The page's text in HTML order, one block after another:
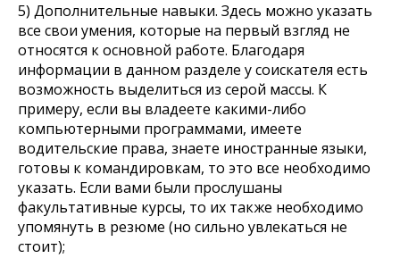
5) Дополнительные навыки. Здесь можно указать
все свои умения, которые на первый взгляд не
относятся к основной работе. Благодаря
информации в данном разделе у соискателя есть
возможность выделиться из серой массы. К
примеру, если вы владеете какими-либо
компьютерными программами, имеете
водительские права, знаете иностранные языки,
готовы к командировкам, то это все необходимо
указать. Если вами были прослушаны
факультативные курсы, то их также необходимо
упомянуть в резюме (но сильно увлекаться не
стоит);